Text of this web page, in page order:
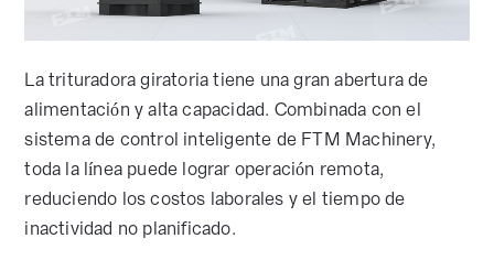
La trituradora giratoria tiene una gran abertura de
alimentación y alta capacidad. Combinada con el
sistema de control inteligente de FTM Machinery,
toda la línea puede lograr operación remota,
reduciendo los costos laborales y el tiempo de
inactividad no planificado.